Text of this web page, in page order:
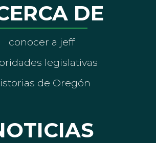
DE
conocer a jeff
legislativas
de Oregón